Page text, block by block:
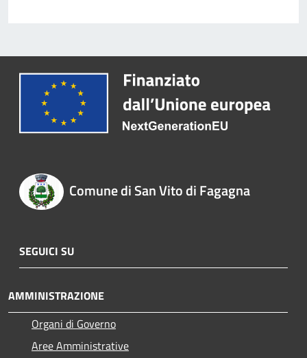
Comune di San Vito di Fagagna
SEGUICI SU
AMMINISTRAZIONE
Organi di Governo
Aree Amministrative